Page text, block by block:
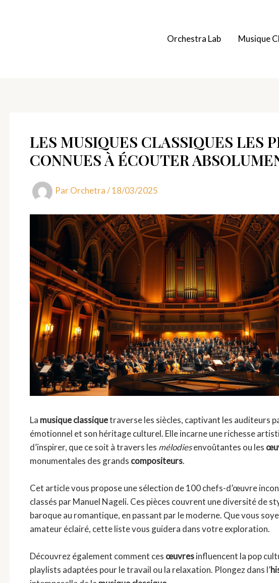
Orchestra Lab Musique
LES MUSIQUES CLASSIQUES LES
CONNUES À ÉCOUTER
ParOrchetra/18/03/2025
La musique classiquetraverse les siècles, captivant les auditeurs
émotionnel et son héritage culturel. Elle incarne une richesse
d’inspirer, que ce soit à travers les mélodiesenvoûtantes ou les
monumentales des grands compositeurs.
Cet article vous propose une sélection de 100 chefs-d’œuvre
classés par Manuel Nageli. Ces pièces couvrent une diversité de
baroque au romantique, en passant par le moderne. Que vous
amateur éclairé, cette liste vous guidera dans votre exploration.
Découvrez également comment ces œuvresinfluencent la pop
playlists adaptées pour le travail ou la relaxation. Plongez dans l’